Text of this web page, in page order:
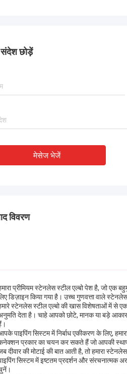
छोड़ें
मेसेज भेजें
विवरण
प्रीमियम स्टेनलेस स्टील एल्बो पेश है, जो
डिज़ाइन किया गया है। उच्च गुणवत्ता वाले स्टेनलेस
स्टेनलेस स्टील एल्बो की खास विशेषताओं में
देता है। चाहे आपको छोटे, मानक या बड़े
पाइपिंग सिस्टम में निर्बाध एकीकरण के लिए,
प्रकार का चयन कर सकते हैं जो आपकी
दीवार की मोटाई की बात आती है, तो हमारा
सिस्टम में इष्टतम प्रदर्शन और